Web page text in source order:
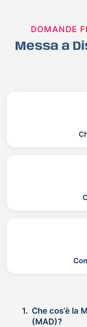
DOMANDE
Messa a
1. Che cos’è la Messa a
(MAD)?